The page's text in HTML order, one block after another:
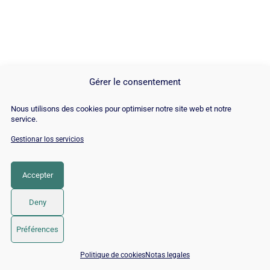
Gérer le consentement
Nous utilisons des cookies pour optimiser notre site web et notre
service.
Gestionar los servicios
Accepter
Deny
Préférences
Politique de cookiesNotas legales
📅 Reservar 15 min con un experto SEO / GEO